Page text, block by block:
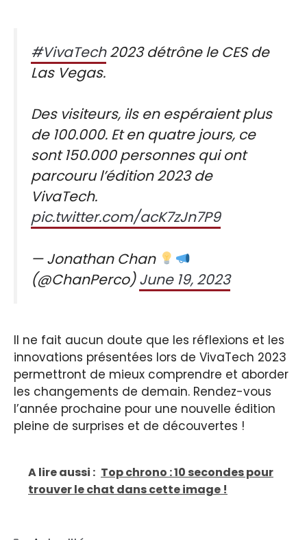
#VivaTech2023 détrône le CES de
Las Vegas.
Des visiteurs, ils en espéraient plus
de 100.000. Et en quatre jours, ce
sont 150.000 personnes qui ont
parcouru l’édition 2023 de
VivaTech.
pic.twitter.com/acK7zJn7P9
— Jonathan Chan
(@ChanPerco)June 19, 2023
Il ne fait aucun doute que les réflexions et les
innovations présentées lors de VivaTech 2023
permettront de mieux comprendre et aborder
les changements de demain. Rendez-vous
l’année prochaine pour une nouvelle édition
pleine de surprises et de découvertes !
A lire aussi : Top chrono : 10 secondes pour
trouver le chat dans cette image !